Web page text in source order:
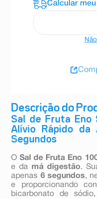
Descrição do
Sal de Fruta Eno
Alívio Rápido da
Segundos
OSal de Fruta Eno
e da má digestão.
apenas 6 segundos,
e proporcionando
bicarbonato de